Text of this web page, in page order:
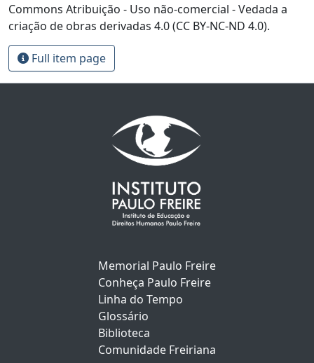
Commons Atribuição - Uso não-comercial - Vedada a
criação de obras derivadas 4.0 (CC BY-NC-ND 4.0).
Full item page
Memorial Paulo Freire
Conheça Paulo Freire
Linha do Tempo
Glossário
Biblioteca
Comunidade Freiriana